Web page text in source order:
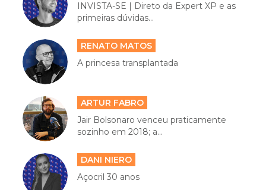
INVISTA-SE | Direto da Expert XP e as
primeiras dúvidas...
RENATO MATOS
A princesa transplantada
ARTUR FABRO
Jair Bolsonaro venceu praticamente
sozinho em 2018; a...
DANI NIERO
Açocril 30 anos